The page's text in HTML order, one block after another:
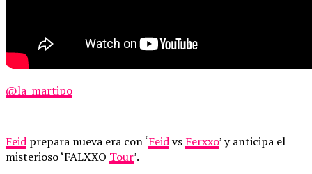
@la_martipo
Feid prepara nueva era con ‘Feidvs Ferxxo’ y anticipa el
misterioso ‘FALXXO Tour’.